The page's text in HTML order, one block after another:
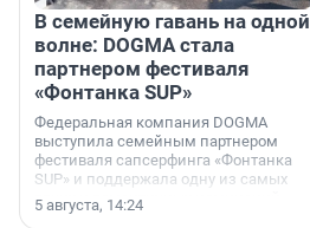
В семейную гавань на одной
волне: DOGMA стала
партнером фестиваля
«Фонтанка SUP»
Федеральная компания DOGMA
выступила семейным партнером
фестиваля сапсерфинга «Фонтанка
SUP» и поддержала одну из самых
ярких и романтичных номинаций —
«SUP-свадьба».
5 августа, 14:24